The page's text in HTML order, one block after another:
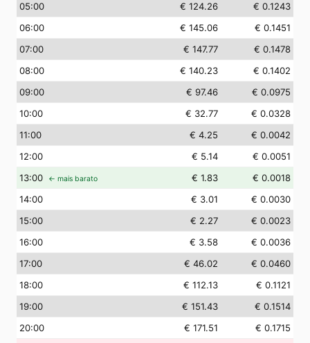
05:00 € 124.26
€ 0.1243
06:00 € 145.06
€ 0.1451
07:00 € 147.77
€ 0.1478
08:00 € 140.23
€ 0.1402
09:00 € 97.46
€ 0.0975
10:00 € 32.77
€ 0.0328
11:00 € 4.25
€ 0.0042
12:00 € 5.14
€ 0.0051
13:00 ← mais barato € 1.83
€ 0.0018
14:00 € 3.01
€ 0.0030
15:00 € 2.27
€ 0.0023
16:00 € 3.58
€ 0.0036
17:00 € 46.02
€ 0.0460
18:00 € 112.13
€ 0.1121
19:00 € 151.43
€ 0.1514
20:00 € 171.51
€ 0.1715